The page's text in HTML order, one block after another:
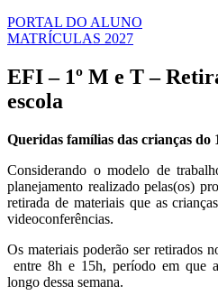
PORTAL DO ALUNO
MATRÍCULAS 2027
EFI – 1º M e T –
escola
Queridas famílias das crianças do
Considerando o modelo de
planejamento realizado pelas(os)
retirada de materiais que as
videoconferências.
Os materiais poderão ser retirados
entre 8h e 15h, período em que
longo dessa semana.